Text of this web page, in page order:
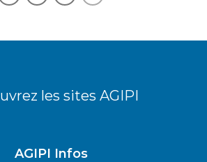
les sites AGIPI
AGIPI Infos